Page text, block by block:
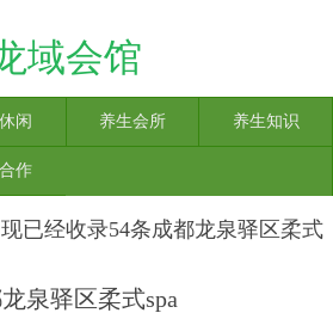
域会馆
闲 养生会所 养生知识
作
已经收录54条成都龙泉驿区柔式
泉驿区柔式spa